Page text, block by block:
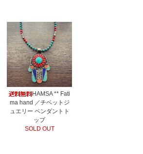
HAMSA ** Fati
ma hand ／チベットジ
ュエリー ペンダントト
ップ
SOLD OUT